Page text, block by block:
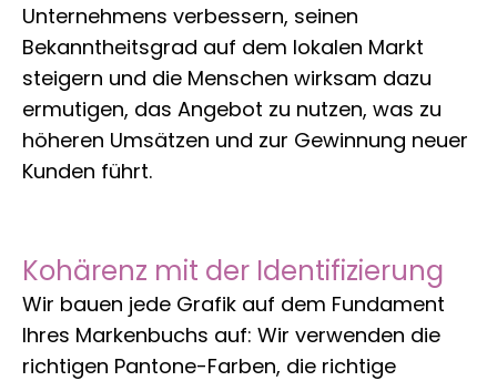
Unternehmens verbessern, seinen
Bekanntheitsgrad auf dem lokalen Markt
steigern und die Menschen wirksam dazu
ermutigen, das Angebot zu nutzen, was zu
höheren Umsätzen und zur Gewinnung neuer
Kunden führt.
Kohärenz mit der Identifizierung
Wir bauen jede Grafik auf dem Fundament
Ihres Markenbuchs auf: Wir verwenden die
richtigen Pantone-Farben, die richtige